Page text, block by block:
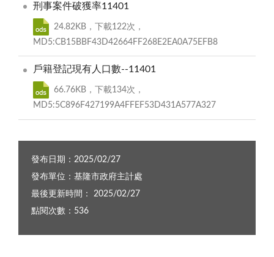
刑事案件破獲率11401
24.82KB，下載122次，
MD5:CB15BBF43D42664FF268E2EA0A75EFB8
戶籍登記現有人口數--11401
66.76KB，下載134次，
MD5:5C896F427199A4FFEF53D431A577A327
發布日期：2025/02/27
發布單位：基隆市政府主計處
最後更新時間： 2025/02/27
點閱次數：536